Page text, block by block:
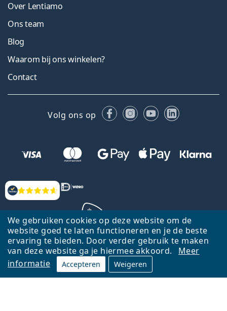
We gebruiken cookies op deze website om de
website goed te laten functioneren en je de beste
ervaring te bieden. Door verder gebruik te maken
van deze website ga je hiermee akkoord.
Meer
informatie
Accepteren Weigeren
Beoordelingen
Over Lentiamo
Ons team
Blog
Waarom bij ons winkelen?
Contact
Volg ons op FacebookInstagram
YouTubeLinkedIn
Terug naar de homepagina
Ga omhoog
Lentiamo.nl is eigendom van en wordt beheerd door Lentiamo s.r.o.,
Tsjechië
Hier al 18 jaar voor jou.